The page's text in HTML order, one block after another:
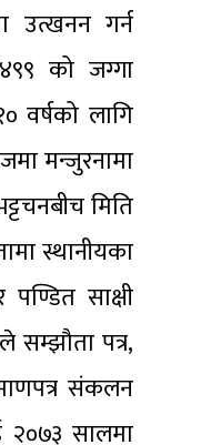
उत्खनन गर्न
को जग्गा
वर्षको लागि
मन्जुरनामा
मिति
स्थानीयका
साक्षी
पत्र,
संकलन
२०७३ सालमा